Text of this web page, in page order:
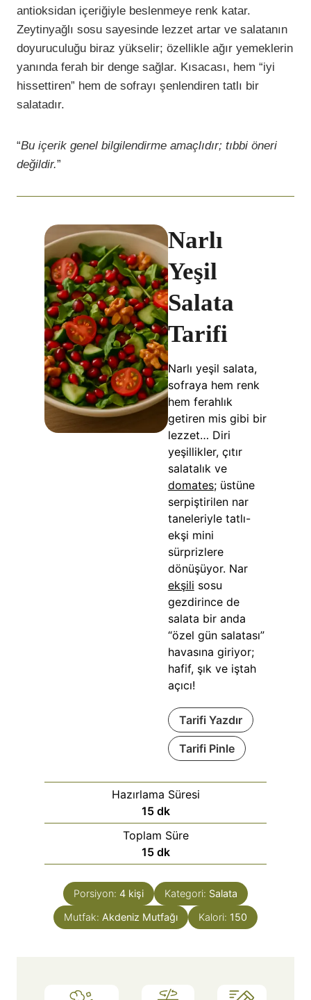
antioksidan içeriğiyle beslenmeye renk katar.
Zeytinyağlı sosu sayesinde lezzet artar ve salatanın
doyuruculuğu biraz yükselir; özellikle ağır yemeklerin
yanında ferah bir denge sağlar. Kısacası, hem “iyi
hissettiren” hem de sofrayı şenlendiren tatlı bir
salatadır.
“Bu içerik genel bilgilendirme amaçlıdır; tıbbi öneri
değildir.”
Narlı
Yeşil
Salata
Tarifi
Narlı yeşil salata,
sofraya hem renk
hem ferahlık
getiren mis gibi bir
lezzet… Diri
yeşillikler, çıtır
salatalık ve
domates; üstüne
serpiştirilen nar
taneleriyle tatlı-
ekşi mini
sürprizlere
dönüşüyor. Nar
ekşili sosu
gezdirince de
salata bir anda
“özel gün salatası”
havasına giriyor;
hafif, şık ve iştah
açıcı!
Tarifi Yazdır
Tarifi Pinle
Hazırlama Süresi
15 dk
Toplam Süre
15 dk
Porsiyon: 4 kişi Kategori: Salata
Mutfak: Akdeniz Mutfağı Kalori: 150